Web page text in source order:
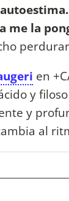
me la
en
y
y
al